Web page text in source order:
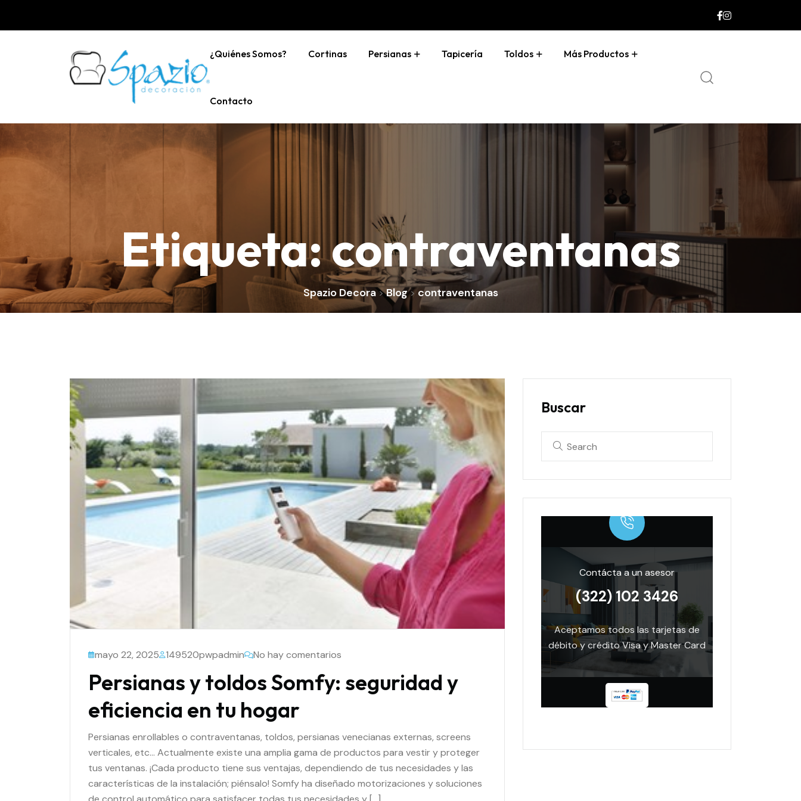
¿Quiénes Somos? Cortinas Persianas Tapicería Toldos Más Productos
Contacto
Etiqueta:contraventanas
Spazio Decora>Blog> contraventanas
mayo 22, 2025 149520pwpadmin No hay comentarios
Persianas y toldos Somfy: seguridad y
eficiencia en tu hogar
Persianas enrollables o contraventanas, toldos, persianas venecianas externas, screens
verticales, etc… Actualmente existe una amplia gama de productos para vestir y proteger
tus ventanas. ¡Cada producto tiene sus ventajas, dependiendo de tus necesidades y las
características de la instalación; piénsalo! Somfy ha diseñado motorizaciones y soluciones
Buscar
Contácta a un asesor
(322) 102 3426
Aceptamos todos las tarjetas de
débito y crédito Visa y Master Card